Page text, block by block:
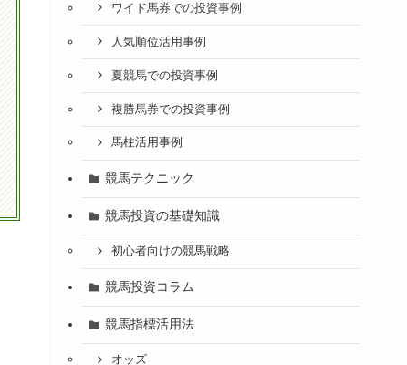
ワイド馬券での投資事例
人気順位活用事例
夏競馬での投資事例
複勝馬券での投資事例
馬柱活用事例
競馬テクニック
競馬投資の基礎知識
初心者向けの競馬戦略
競馬投資コラム
競馬指標活用法
オッズ